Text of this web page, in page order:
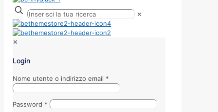
✕
✕
Login
Nome utente o indirizzo email *
Password *